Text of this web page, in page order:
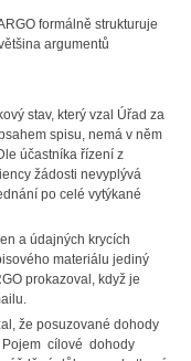
formálně strukturuje
argumentů
stav, který vzal Úřad za
spisu, nemá v něm
účastníka řízení z
žádosti nevyplývá
po celé vytýkané
a údajných krycích
materiálu jediný
prokazoval, když je
že posuzované dohody
cílové dohody